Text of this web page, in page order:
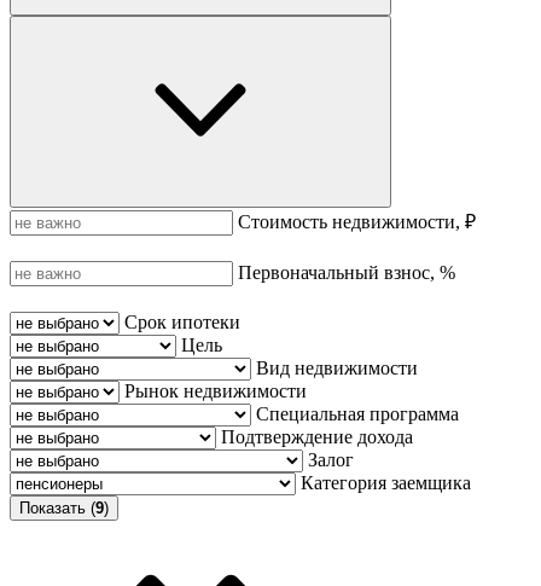
Стоимость недвижимости, ₽
Первоначальный взнос, %
Срок ипотеки
Цель
Вид недвижимости
Рынок недвижимости
Специальная программа
Подтверждение дохода
Залог
Категория заемщика
Показать (9)